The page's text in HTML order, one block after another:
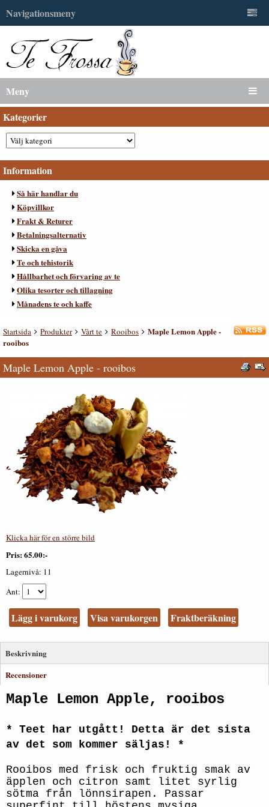
Navigationsmeny
Meny
Kategorier
Information
Så här handlar du
Köpvillkor
Frakt & Returer
Betalningsalternativ
Skicka en gåva
Te och tehistorik
Hållbarhet och förvaring av te
Olika tesorter och tillagning
Månadens te och kaffe
Startsida Produkter Vårt te Rooibos
Maple Lemon Apple -
rooibos
Maple Lemon Apple - rooibos
Klicka här för en större bild
Pris 65.00:-
Lagernivå: 11
Ant
Lägg i varukorg Visa varukorgen Fraktberäkning
Beskrivning
Recensioner
Maple Lemon Apple, rooibos
* Teet har utgått! Detta är det sista
av det som kommer säljas! *
Rooibos med frisk och fruktig smak av
äpplen och citron samt litet syrlig
sötma från lönnsirapen. Passar